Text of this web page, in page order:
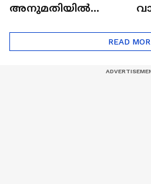
അനുമതിയിൽ
തിരുത്തിയത്: വിഡി
READ